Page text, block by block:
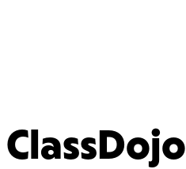
ClassDojo